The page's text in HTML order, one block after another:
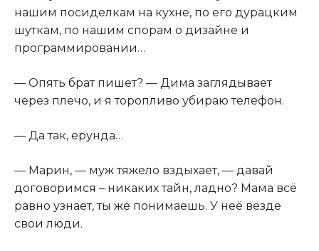
нашим посиделкам на кухне, по его дурацким
шуткам, по нашим спорам о дизайне и
программировании…
— Опять брат пишет? — Дима заглядывает
через плечо, и я торопливо убираю телефон.
— Да так, ерунда…
— Марин, — муж тяжело вздыхает, — давай
договоримся – никаких тайн, ладно? Мама всё
равно узнает, ты же понимаешь. У неё везде
свои люди.